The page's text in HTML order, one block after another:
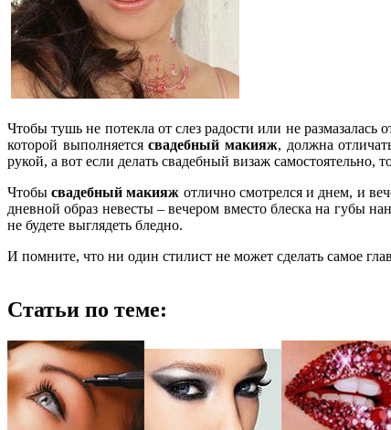
Чтобы тушь не потекла от слез радости или не
которой выполняетсясвадебный макияж, должна
рукой, а вот если делать свадебный визаж самостоятельно,
Чтобысвадебный макияж отлично смотрелся и днем, и
дневной образ невесты – вечером вместо блеска на губы
не будете выглядеть бледно.
И помните, что ни один стилист не может сделать самое
Статьи по теме: